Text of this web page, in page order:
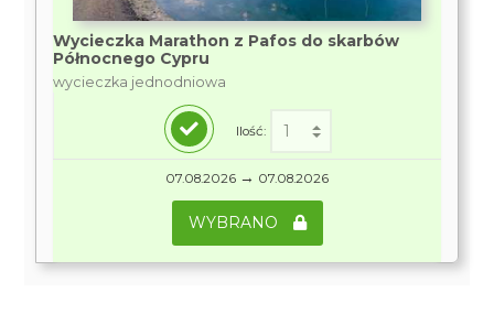
Wycieczka Marathon z Pafos do skarbów
Północnego Cypru
wycieczka jednodniowa
Ilość:
07.08.2026 → 07.08.2026
WYBRANO